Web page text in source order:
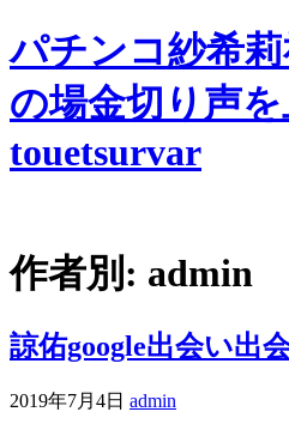
パチンコ紗希
の場金切り声
touetsurvar
作者別: admin
諒佑google出会い出
2019年7月4日 admin